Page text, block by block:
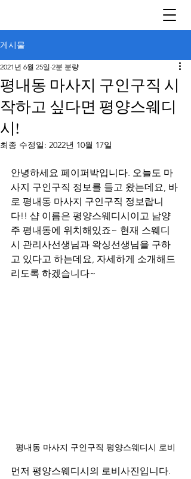
게시물
평내동 마사지 구인구직 시
작하고 싶다면 평양스웨디
시!
2021년 6월 25일 2분 분량
최종 수정일: 2022년 10월 17일
안녕하세요 페이퍼박입니다. 오늘도 마
사지 구인구직 정보를 들고 왔는데요, 바
로 평내동 마사지 구인구직 정보랍니
다!! 샵 이름은 평양스웨디시이고 남양
주 평내동에 위치해있죠~ 현재 스웨디
시 관리사선생님과 왁싱선생님을 구하
고 있다고 하는데요, 자세하게 소개해드
리도록 하겠습니다~
평내동 마사지 구인구직 평양스웨디시 로비
먼저 평양스웨디시의 로비사진입니다.